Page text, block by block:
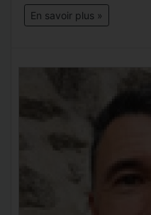
En savoir plus »